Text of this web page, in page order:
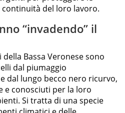
del loro lavoro.
“invadendo” il
Bassa Veronese sono
dal piumaggio
dal lungo becco nero ricurvo,
e conosciuti per la loro
Si tratta di una specie